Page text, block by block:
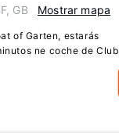
GB Mostrar mapa
of Garten, estarás
ne coche de Club